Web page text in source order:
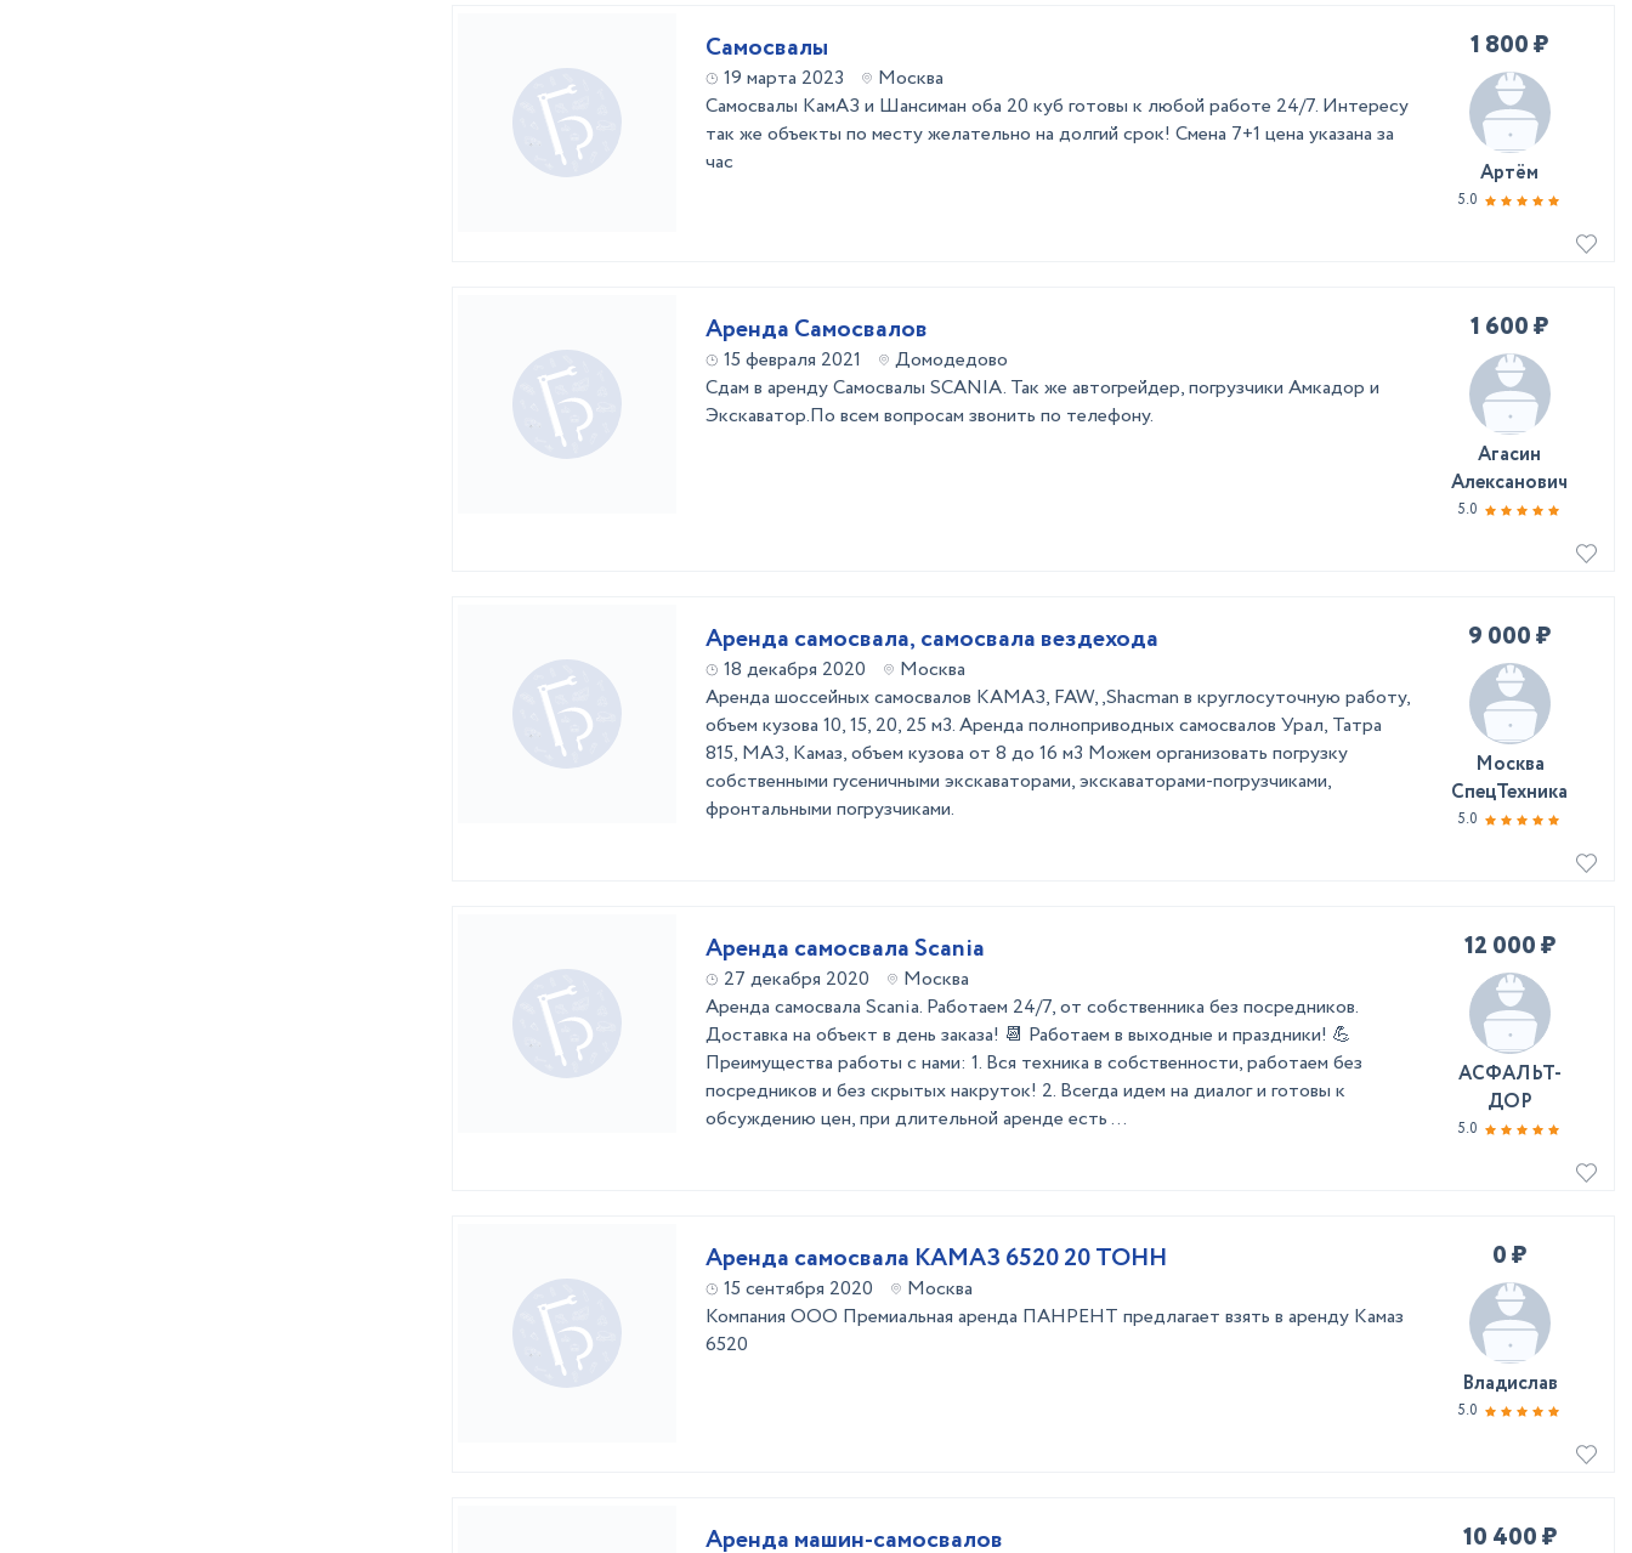
Самосвалы
19 марта 2023
Москва
Самосвалы КамАЗ и Шансиман оба 20 куб готовы к любой работе 24/7. Интересу
так же объекты по месту желательно на долгий срок! Смена 7+1 цена указана за
час
1 800 ₽
Артём
5.0
Аренда Самосвалов
15 февраля 2021
Домодедово
Сдам в аренду Самосвалы SCANIA. Так же автогрейдер, погрузчики Амкадор и
Экскаватор.По всем вопросам звонить по телефону.
1 600 ₽
Агасин
Алексанович
5.0
Аренда самосвала, самосвала вездехода
18 декабря 2020
Москва
Аренда шоссейных самосвалов КАМАЗ, FAW, ,Shacman в круглосуточную работу,
объем кузова 10, 15, 20, 25 м3. Аренда полноприводных самосвалов Урал, Татра
815, МАЗ, Камаз, объем кузова от 8 до 16 м3 Можем организовать погрузку
собственными гусеничными экскаваторами, экскаваторами-погрузчиками,
фронтальными погрузчиками.
9 000 ₽
Москва
СпецТехника
5.0
Аренда самосвала Scania
27 декабря 2020
Москва
Аренда самосвала Scania. Работаем 24/7, от собственника без посредников.
Доставка на объект в день заказа! 📆 Работаем в выходные и праздники! 💪
Преимущества работы с нами: 1. Вся техника в собственности, работаем без
посредников и без скрытых накруток! 2. Всегда идем на диалог и готовы к
обсуждению цен, при длительной аренде есть ...
12 000 ₽
АСФАЛЬТ-
ДОР
5.0
Аренда самосвала КАМАЗ 6520 20 ТОНН
15 сентября 2020
Москва
Компания ООО Премиальная аренда ПАНРЕНТ предлагает взять в аренду Камаз
6520
0 ₽
Владислав
5.0
Аренда машин-самосвалов 10 400 ₽